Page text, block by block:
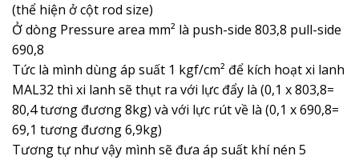
(thể hiện ở cột rod size)
Ở dòng Pressure area mm² là push-side 803,8 pull-side
690,8
Tức là mình dùng áp suất 1 kgf/cm² để kích hoạt xi lanh
MAL32 thì xi lanh sẽ thụt ra với lực đẩy là (0,1 x 803,8=
80,4 tương đương 8kg) và với lực rút về là (0,1 x 690,8=
69,1 tương đương 6,9kg)
Tương tự như vậy mình sẽ đưa áp suất khí nén 5